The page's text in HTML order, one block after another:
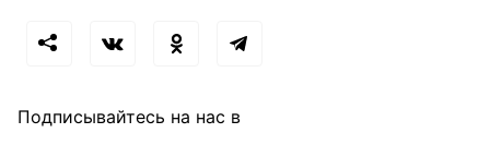
Подписывайтесь на нас в